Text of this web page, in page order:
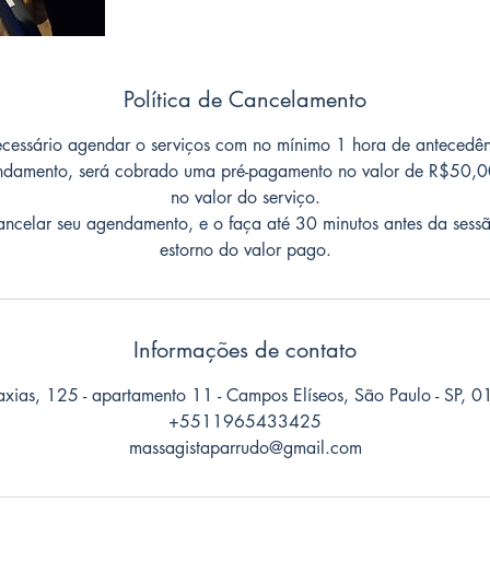
Política de Cancelamento
agendar o serviços com no mínimo 1 hora de
será cobrado uma pré-pagamento no valor de
no valor do serviço.
seu agendamento, e o faça até 30 minutos antes da
estorno do valor pago.
Informações de contato
125 - apartamento 11 - Campos Elíseos, São Paulo - SP,
+5511965433425
massagistaparrudo@gmail.com